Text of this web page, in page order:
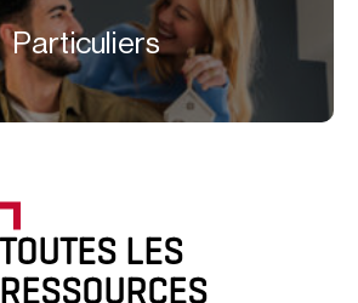
Particuliers
TOUTES LES
RESSOURCES